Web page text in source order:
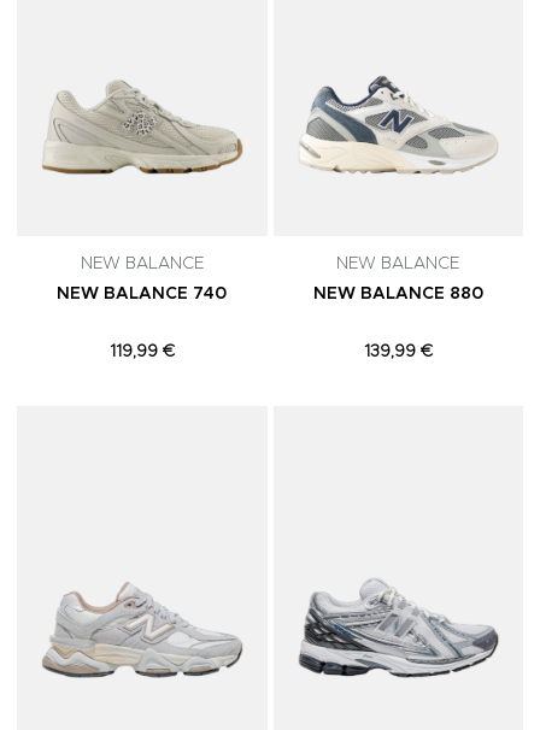
NEW BALANCE
NEW BALANCE 740
119,99 €
NEW BALANCE
NEW BALANCE 880
139,99 €